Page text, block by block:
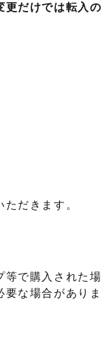
更だけでは転入の
だきます。
等で購入された場
な場合がありま